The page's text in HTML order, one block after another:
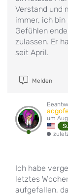
Verstand und
immer, ich
Gefühlen
zulassen. Er
seit April.
Melden
um
Ich habe
letztes
aufgefallen,